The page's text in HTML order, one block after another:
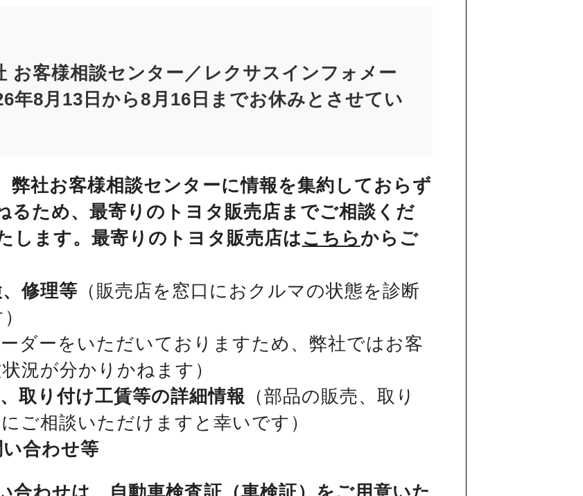
お客様相談センター／レクサスインフォメー
年8月13日から8月16日までお休みとさせてい
弊社お客様相談センターに情報を集約しておらず
るため、最寄りのトヨタ販売店までご相談くだ
します。最寄りのトヨタ販売店は こちら からご
修理等 （販売店を窓口におクルマの状態を診断
ーダーをいただいておりますため、弊社ではお客
況が分かりかねます）
取り付け工賃等の詳細情報
（部品の販売、取り
ご相談いただけますと幸いです）
い合わせ等
合わせは、自動車検査証（車検証）をご用意いた